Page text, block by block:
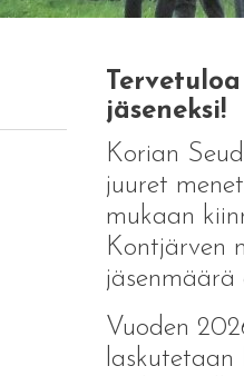
jäseneksi!
Korian
juuret
mukaan
Kontjärven
jäsenmäärä
Vuoden
laskutetaan